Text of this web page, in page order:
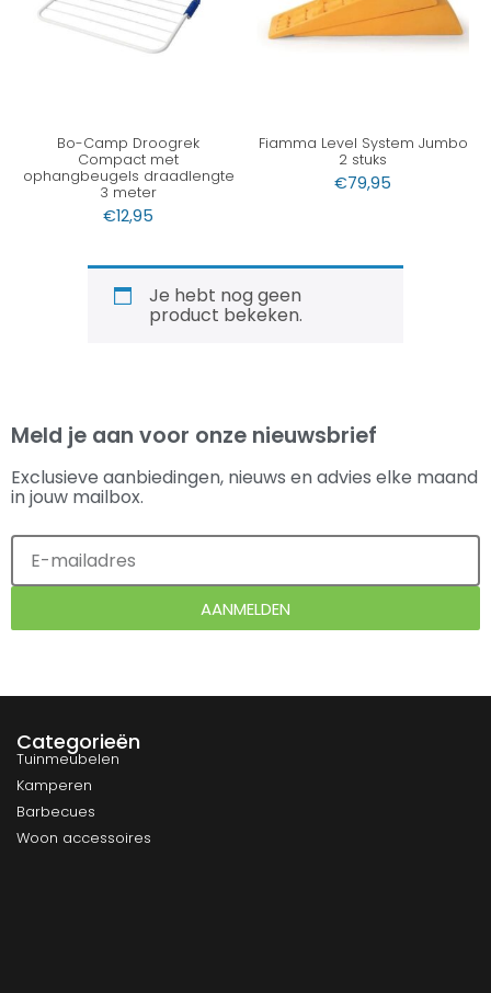
Bo-Camp Droogrek
Compact met
ophangbeugels draadlengte
3 meter
€12,95
Fiamma Level System Jumbo
2 stuks
€79,95
Je hebt nog geen
product bekeken.
Meld je aan voor onze nieuwsbrief
Exclusieve aanbiedingen, nieuws en advies elke maand
in jouw mailbox.
AANMELDEN
Categorieën
Tuinmeubelen
Kamperen
Barbecues
Woon accessoires